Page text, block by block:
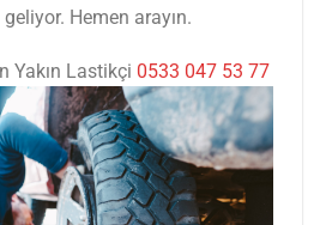
Hemen arayın.
Yakın Lastikçi 0533 047 53 77